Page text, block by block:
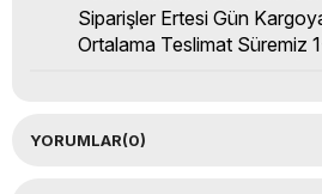
Siparişler Ertesi Gün
Ortalama Teslimat Süremiz
YORUMLAR(0)